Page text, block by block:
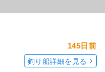
145日前
釣り船詳細を見る